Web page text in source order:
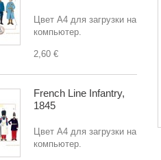
Цвет A4 для загрузки на
компьютер.
2,60 €
French Line Infantry,
1845
Цвет A4 для загрузки на
компьютер.